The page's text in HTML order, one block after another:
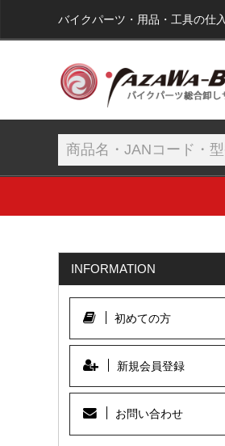
バイクパーツ・用品・工具の仕
INFORMATION
初めての方
新規会員登録
お問い合わせ